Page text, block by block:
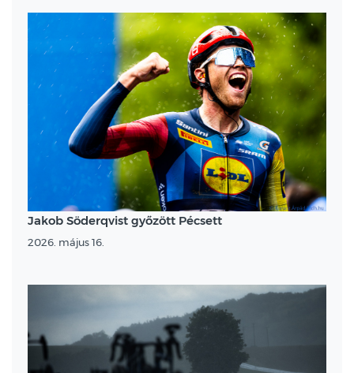
Jakob Söderqvist győzött Pécsett
2026. május 16.